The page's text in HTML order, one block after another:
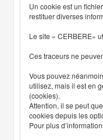
Un cookie est un
restituer diverses
Le site « CERBERE»
Ces traceurs ne
Vous pouvez
utilisez, mais il est en
(cookies).
Attention, il se peut
cookies depuis les
Pour plus